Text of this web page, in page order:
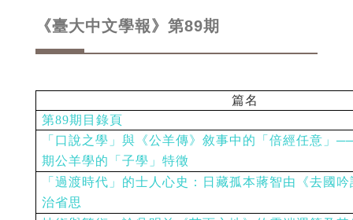
《臺大中文學報》第89期
篇名
第89期目錄頁
「口說之學」與《公羊傳》敘事中的「倍經任意」
期公羊學的「子學」特徵
「過渡時代」的士人心史：日藏孤本蔣智由《去國
治省思